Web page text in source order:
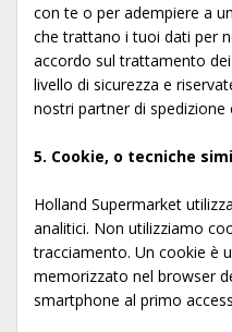
con te o per adempiere a
che trattano i tuoi dati per
accordo sul trattamento
livello di sicurezza e
nostri partner di
5. Cookie, o tecniche
Holland Supermarket
analitici. Non utilizziamo
tracciamento. Un cookie è
memorizzato nel browser
smartphone al primo